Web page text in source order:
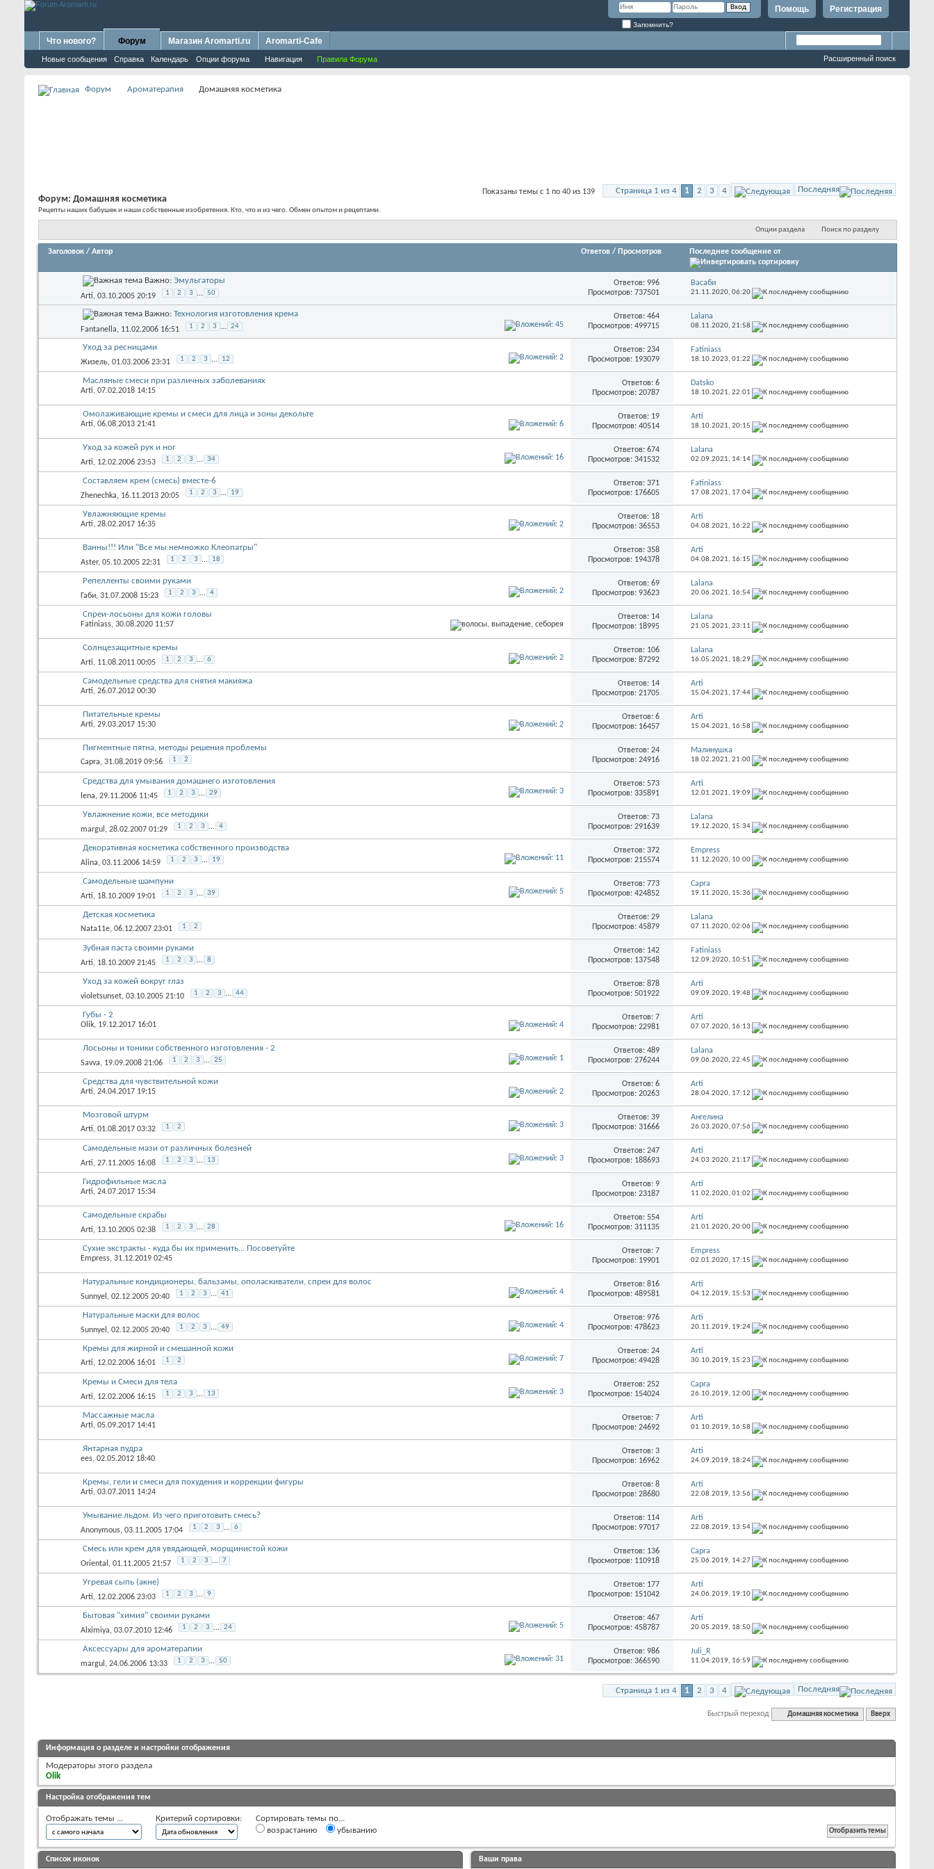
Регистрация
Помощь
Запомнить?
Что нового? Форум
Новые сообщения Справка Календарь Опции форума Навигация Правила Форума
Магазин Aromarti.ru Aromarti-Cafe
Расширенный поиск
Форум Ароматерапия Домашняя косметика
Страница 1 из 4 1 2 3 4 Последняя
Показаны темы с 1 по 40 из 139
Форум: Домашняя косметика
Рецепты наших бабушек и наши собственные изобретения. Кто, что и из чего. Обмен опытом и рецептами.
Опции раздела Поиск по разделу
Заголовок / Автор Ответов / Просмотров Последнее сообщение от
Важно: Эмульгаторы
Arti, 03.10.2005 20:19 1 2 3 ... 50
Ответов: 996
Просмотров: 737501
Васаби
21.11.2020, 06:20
Важно: Технология изготовления крема
Fantanella, 11.02.2006 16:51 1 2 3 ... 24
Ответов: 464
Просмотров: 499715
Lalana
08.11.2020, 21:58
Уход за ресницами
Жизель, 01.03.2006 23:31 1 2 3 ... 12
Ответов: 234
Просмотров: 193079
Fatiniass
18.10.2023, 01:22
Масляные смеси при различных заболеваниях
Arti, 07.02.2018 14:15
Ответов: 6
Просмотров: 20787
Datsko
18.10.2021, 22:01
Омолаживающие кремы и смеси для лица и зоны декольте
Arti, 06.08.2013 21:41
Ответов: 19
Просмотров: 40514
Arti
18.10.2021, 20:15
Уход за кожей рук и ног
Arti, 12.02.2006 23:53 1 2 3 ... 34
Ответов: 674
Просмотров: 341532
Lalana
02.09.2021, 14:14
Составляем крем (смесь) вместе-6
Zhenechka, 16.11.2013 20:05 1 2 3 ... 19
Ответов: 371
Просмотров: 176605
Fatiniass
17.08.2021, 17:04
Увлажняющие кремы
Arti, 28.02.2017 16:35
Ответов: 18
Просмотров: 36553
Arti
04.08.2021, 16:22
Ванны!!! Или "Все мы немножко Клеопатры"
Aster, 05.10.2005 22:31 1 2 3 ... 18
Ответов: 358
Просмотров: 194378
Arti
04.08.2021, 16:15
Репелленты своими руками
Габи, 31.07.2008 15:23 1 2 3 ... 4
Ответов: 69
Просмотров: 93623
Lalana
20.06.2021, 16:54
Спреи-лосьоны для кожи головы
Fatiniass, 30.08.2020 11:57
Ответов: 14
Просмотров: 18995
Lalana
21.05.2021, 23:11
Солнцезащитные кремы
Arti, 11.08.2011 00:05 1 2 3 ... 6
Ответов: 106
Просмотров: 87292
Lalana
16.05.2021, 18:29
Самодельные средства для снятия макияжа
Arti, 26.07.2012 00:30
Ответов: 14
Просмотров: 21705
Arti
15.04.2021, 17:44
Питательные кремы
Arti, 29.03.2017 15:30
Ответов: 6
Просмотров: 16457
Arti
15.04.2021, 16:58
Пигментные пятна, методы решения проблемы
Capra, 31.08.2019 09:56 1 2
Ответов: 24
Просмотров: 24916
Малинушка
18.02.2021, 21:00
Средства для умывания домашнего изготовления
lena, 29.11.2006 11:45 1 2 3 ... 29
Ответов: 573
Просмотров: 335891
Arti
12.01.2021, 19:09
Увлажнение кожи, все методики
margul , 28.02.2007 01:29 1 2 3 ... 4
Ответов: 73
Просмотров: 291639
Lalana
19.12.2020, 15:34
Декоративная косметика собственного производства
Alina, 03.11.2006 14:59 1 2 3 ... 19
Ответов: 372
Просмотров: 215574
Empress
11.12.2020, 10:00
Самодельные шампуни
Arti, 18.10.2009 19:01 1 2 3 ... 39
Ответов: 773
Просмотров: 424852
Capra
19.11.2020, 15:36
Детская косметика
Nata11e, 06.12.2007 23:01 1 2
Ответов: 29
Просмотров: 45879
Lalana
07.11.2020, 02:06
Зубная паста своими руками
Arti, 18.10.2009 21:45 1 2 3 ... 8
Ответов: 142
Просмотров: 137548
Fatiniass
12.09.2020, 10:51
Уход за кожей вокруг глаз
violetsunset, 03.10.2005 21:10 1 2 3 ... 44
Ответов: 878
Просмотров: 501922
Arti
09.09.2020, 19:48
Губы - 2
Olik, 19.12.2017 16:01
Ответов: 7
Просмотров: 22981
Arti
07.07.2020, 16:13
Лосьоны и тоники собственного изготовления - 2
Savva, 19.09.2008 21:06 1 2 3 ... 25
Ответов: 489
Просмотров: 276244
Lalana
09.06.2020, 22:45
Средства для чувствительной кожи
Arti, 24.04.2017 19:15
Ответов: 6
Просмотров: 20263
Arti
28.04.2020, 17:12
Мозговой штурм
Arti, 01.08.2017 03:32 1 2
Ответов: 39
Просмотров: 31666
Ангелина
26.03.2020, 07:56
Самодельные мази от различных болезней
Arti, 27.11.2005 16:08 1 2 3 ... 13
Ответов: 247
Просмотров: 188693
Arti
24.03.2020, 21:17
Гидрофильные масла
Arti, 24.07.2017 15:34
Ответов: 9
Просмотров: 23187
Arti
11.02.2020, 01:02
Самодельные скрабы
Arti, 13.10.2005 02:38 1 2 3 ... 28
Ответов: 554
Просмотров: 311135
Arti
21.01.2020, 20:00
Сухие экстракты - куда бы их применить... Посоветуйте
Empress, 31.12.2019 02:45
Ответов: 7
Просмотров: 19901
Empress
02.01.2020, 17:15
Натуральные кондиционеры, бальзамы, ополаскиватели, спреи для волос
Sunnyel , 02.12.2005 20:40 1 2 3 ... 41
Ответов: 816
Просмотров: 489581
Arti
04.12.2019, 15:53
Натуральные маски для волос
Sunnyel , 02.12.2005 20:40 1 2 3 ... 49
Ответов: 976
Просмотров: 478623
Arti
20.11.2019, 19:24
Кремы для жирной и смешанной кожи
Arti, 12.02.2006 16:01 1 2
Ответов: 24
Просмотров: 49428
Arti
30.10.2019, 15:23
Кремы и Смеси для тела
Arti, 12.02.2006 16:15 1 2 3 ... 13
Ответов: 252
Просмотров: 154024
Capra
26.10.2019, 12:00
Массажные масла
Arti, 05.09.2017 14:41
Ответов: 7
Просмотров: 24692
Arti
01.10.2019, 16:58
Янтарная пудра
ees, 02.05.2012 18:40
Ответов: 3
Просмотров: 16962
Arti
24.09.2019, 18:24
Кремы, гели и смеси для похудения и коррекции фигуры
Arti, 03.07.2011 14:24
Ответов: 8
Просмотров: 28680
Arti
22.08.2019, 13:56
Умывание льдом. Из чего приготовить смесь?
Anonymous, 03.11.2005 17:04 1 2 3 ... 6
Ответов: 114
Просмотров: 97017
Arti
22.08.2019, 13:54
Смесь или крем для увядающей, морщинистой кожи
Oriental , 01.11.2005 21:57 1 2 3 ... 7
Ответов: 136
Просмотров: 110918
Capra
25.06.2019, 14:27
Угревая сыпь (акне)
Arti, 12.02.2006 23:03 1 2 3 ... 9
Ответов: 177
Просмотров: 151042
Arti
24.06.2019, 19:10
Бытовая "химия" своими руками
Alximiya, 03.07.2010 12:46 1 2 3 ... 24
Ответов: 467
Просмотров: 458787
Arti
20.05.2019, 18:50
Аксессуары для ароматерапии
margul , 24.06.2006 13:33 1 2 3 ... 50
Ответов: 986
Просмотров: 366590
Juli_R
11.04.2019, 16:59
Страница 1 из 4 1 2 3 4 Последняя
Быстрый переход Домашняя косметика Вверх
Информация о разделе и настройки отображения
Модераторы этого раздела
Olik
Настройка отображения тем
Отображать темы ... Критерий сортировки:
Сортировать темы по...
возрастанию
убыванию
Список иконок Ваши права